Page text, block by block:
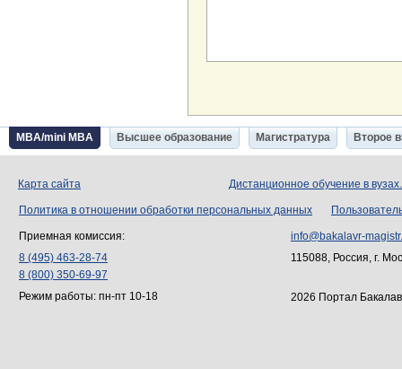
MBA/mini MBA Высшее образование Магистратура Второе
Карта сайта Дистанционное обучение в
Политика в отношении обработки персональных данных
Приемная комиссия:
8 (495) 463-28-74
8 (800) 350-69-97
Режим работы: пн-пт 10-18
info@bakalavr-
115088, Россия, г.
2026 Портал